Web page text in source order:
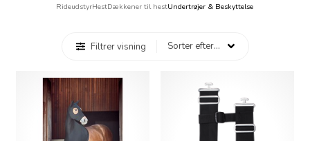
RideudstyrHestDækkener til hestUndertrøjer & Beskyttelse
Filtrer visning